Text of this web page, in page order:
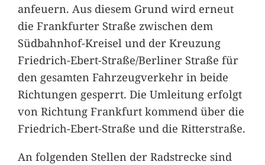
anfeuern. Aus diesem Grund wird erneut
die Frankfurter Straße zwischen dem
Südbahnhof-Kreisel und der Kreuzung
Friedrich-Ebert-Straße/Berliner Straße für
den gesamten Fahrzeugverkehr in beide
Richtungen gesperrt. Die Umleitung erfolgt
von Richtung Frankfurt kommend über die
Friedrich-Ebert-Straße und die Ritterstraße.
An folgenden Stellen der Radstrecke sind